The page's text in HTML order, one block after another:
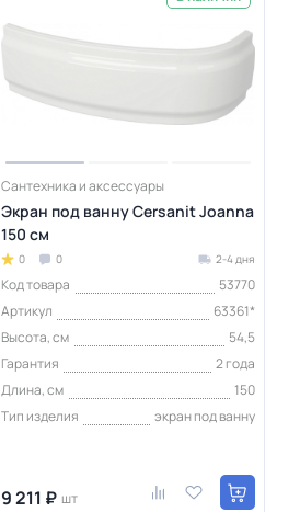
Сантехника и аксессуары
Экран под ванну Cersanit Joanna
150 см
0 0 2-4 дня
Код товара
53770
Артикул
63361*
Высота, см
54,5
Гарантия
2 года
Длина, см
150
Тип изделия
экран под ванну
9 211 ₽ шт